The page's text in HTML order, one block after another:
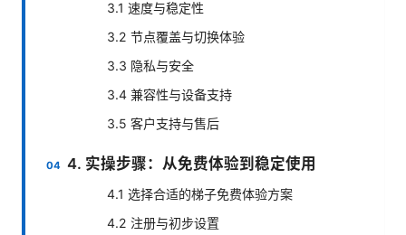
3.1 速度与稳定性
3.2 节点覆盖与切换体验
3.3 隐私与安全
3.4 兼容性与设备支持
3.5 客户支持与售后
4. 实操步骤：从免费体验到稳定使用
4.1 选择合适的梯子免费体验方案
4.2 注册与初步设置